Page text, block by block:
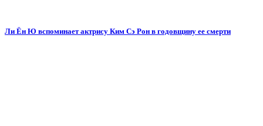
Ли Ён Ю вспоминает актрису Ким Сэ Рон в годовщину ее смерти